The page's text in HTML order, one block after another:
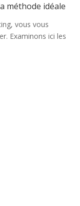
méthode idéale
vous vous
Examinons ici les